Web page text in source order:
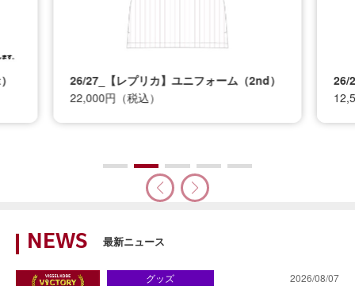
26/27_【レプリカ】ユニフォーム（2nd）
22,000円（税込）
26/
NEWS 最新ニュース
2026/08/07
グッズ